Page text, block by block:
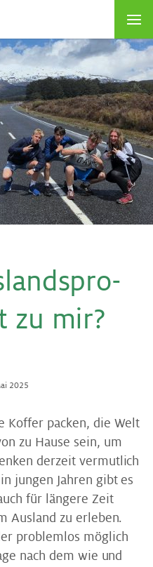
zu mir?
2025
Koffer packen, die Welt
zu Hause sein, um
derzeit vermutlich
jungen Jahren gibt es
für längere Zeit
Ausland zu erleben.
problemlos möglich
nach dem wie und